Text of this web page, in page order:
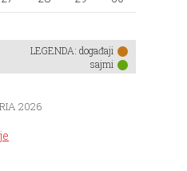
LEGENDA: događaji
sajmi
2026